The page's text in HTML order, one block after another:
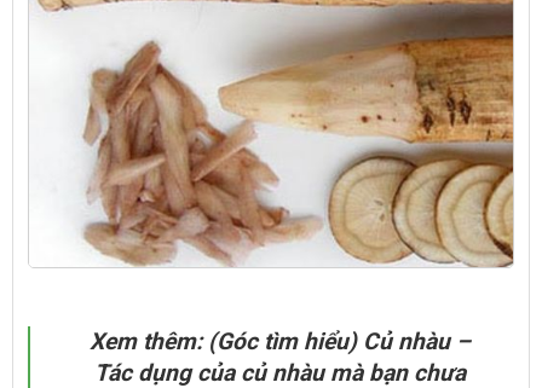
Xem thêm: (Góc tìm hiểu) Củ nhàu –
Tác dụng của củ nhàu mà bạn chưa